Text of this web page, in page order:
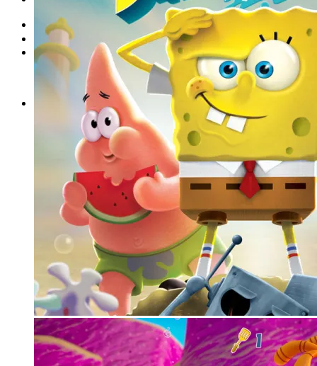
Вход
Корзина / 0сўм0
Корзина пуста.
Корзина
Корзина пуста.